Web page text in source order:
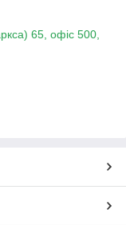
65, офіс 500,